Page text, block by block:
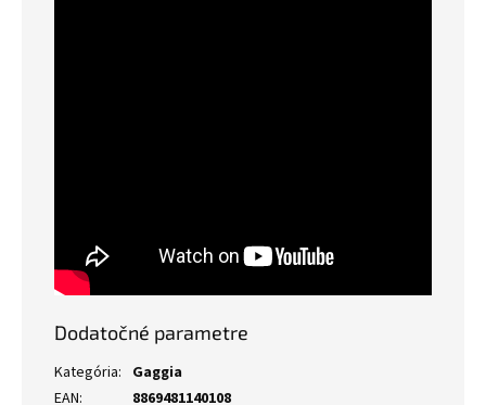
Dodatočné parametre
Kategória: Gaggia
EAN: 8869481140108